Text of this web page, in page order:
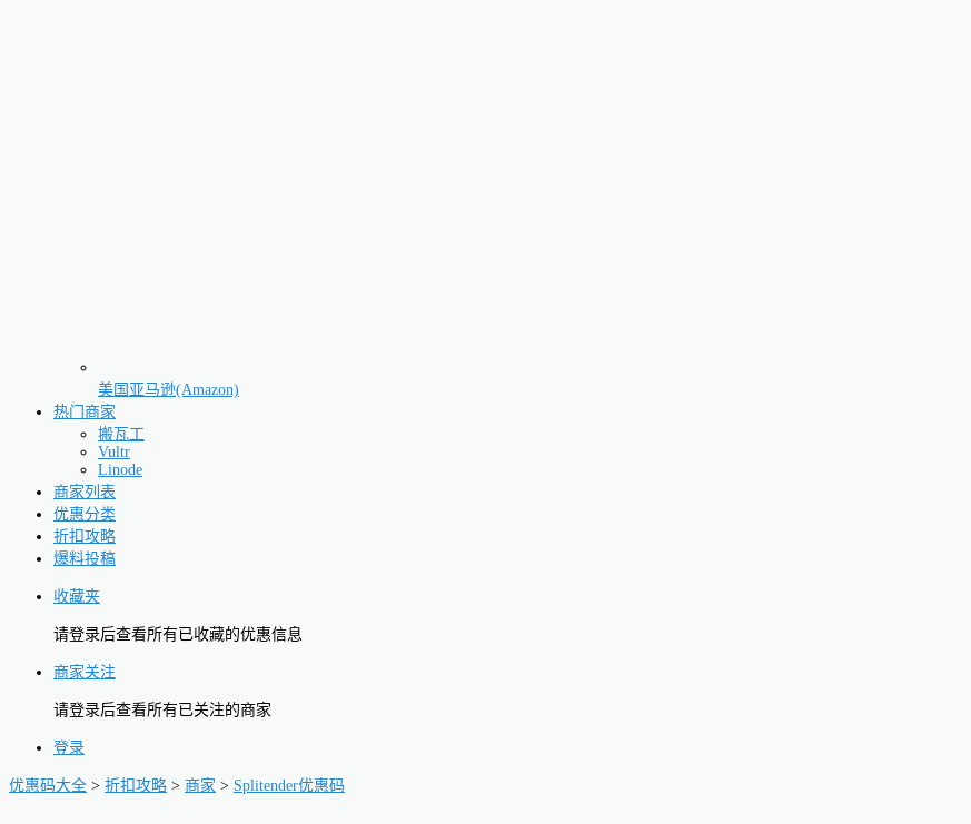
美国亚马逊(Amazon)
热门商家
搬瓦工
Vultr
Linode
商家列表
优惠分类
折扣攻略
爆料投稿
收藏夹
请登录后查看所有已收藏的优惠信息
商家关注
请登录后查看所有已关注的商家
登录
优惠码大全 > 折扣攻略 > 商家 > Splitender优惠码